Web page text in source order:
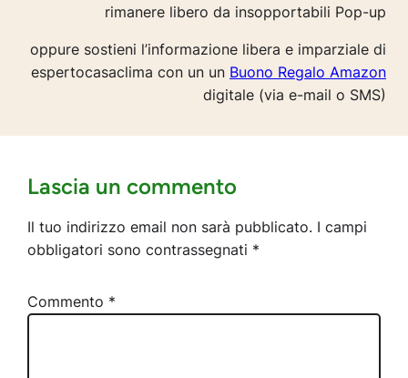
rimanere libero da insopportabili Pop-up
oppure sostieni l’informazione libera e imparziale di
espertocasaclima con un un Buono Regalo Amazon
digitale (via e-mail o SMS)
Lascia un commento
Il tuo indirizzo email non sarà pubblicato. I campi
obbligatori sono contrassegnati *
Commento *